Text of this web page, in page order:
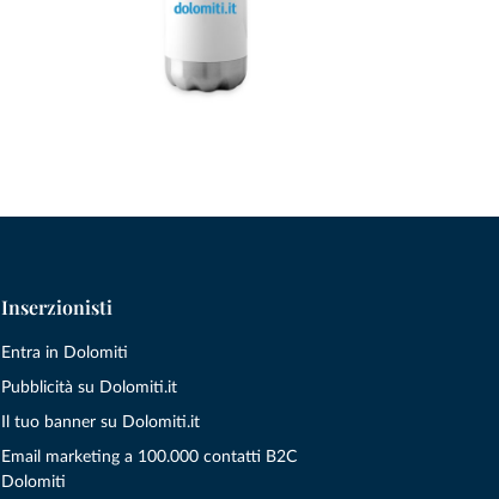
Inserzionisti
Entra in Dolomiti
Pubblicità su Dolomiti.it
Il tuo banner su Dolomiti.it
Email marketing a 100.000 contatti B2C
Dolomiti